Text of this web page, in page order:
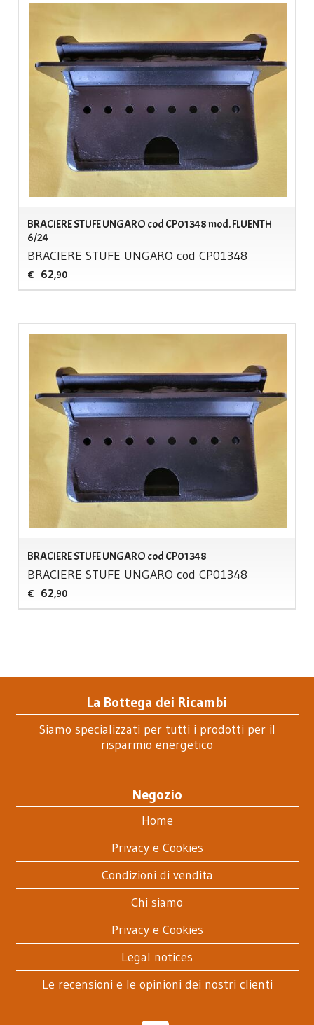
BRACIERE STUFE UNGARO cod CP01348 mod. FLUENTH
6/24
BRACIERE STUFE UNGARO cod CP01348
€ 62,90
BRACIERE STUFE UNGARO cod CP01348
BRACIERE STUFE UNGARO cod CP01348
€ 62,90
La Bottega dei Ricambi
Siamo specializzati per tutti i prodotti per il
risparmio energetico
Negozio
Home
Privacy e Cookies
Condizioni di vendita
Chi siamo
Privacy e Cookies
Legal notices
Le recensioni e le opinioni dei nostri clienti